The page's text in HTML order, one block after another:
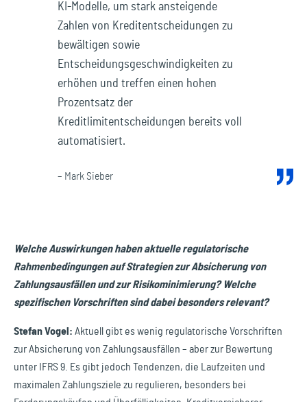
KI-Modelle, um stark ansteigende
Zahlen von Kreditentscheidungen zu
bewältigen sowie
Entscheidungsgeschwindigkeiten zu
erhöhen und treffen einen hohen
Prozentsatz der
Kreditlimitentscheidungen bereits voll
automatisiert.
– Mark Sieber
Welche Auswirkungen haben aktuelle regulatorische
Rahmenbedingungen auf Strategien zur Absicherung von
Zahlungsausfällen und zur Risikominimierung? Welche
spezifischen Vorschriften sind dabei besonders relevant?
Stefan Vogel: Aktuell gibt es wenig regulatorische Vorschriften
zur Absicherung von Zahlungsausfällen – aber zur Bewertung
unter IFRS 9. Es gibt jedoch Tendenzen, die Laufzeiten und
maximalen Zahlungsziele zu regulieren, besonders bei